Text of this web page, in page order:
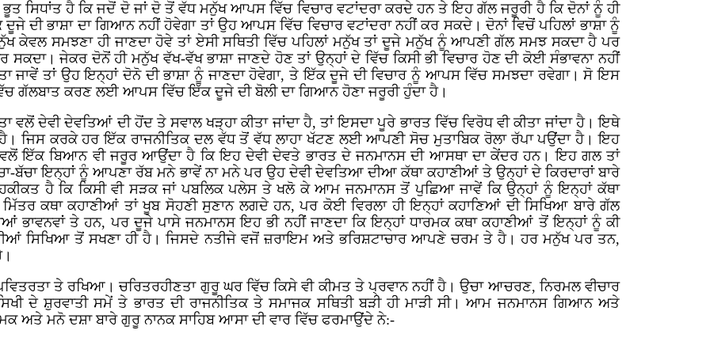
ਸਿਧਾਂਤ ਹੈ ਕਿ ਜਦੋਂ ਦੋ ਜਾਂ ਦੋ ਤੋਂ ਵੱਧ ਮਨੁੱਖ ਆਪਸ ਵਿੱਚ ਵਿਚਾਰ ਵਟਾਂਦਰਾ ਕਰਦੇ ਹਨ ਤੇ ਇਹ ਗੱਲ ਜਰੂਰੀ ਹੈ ਕਿ ਦੋਨਾਂ ਨੂੰ ਹੀ
ਦੀ ਭਾਸ਼ਾ ਦਾ ਗਿਆਨ ਨਹੀਂ ਹੋਵੇਗਾ ਤਾਂ ਉਹ ਆਪਸ ਵਿੱਚ ਵਿਚਾਰ ਵਟਾਂਦਰਾ ਨਹੀਂ ਕਰ ਸਕਦੇ। ਦੋਨਾਂ ਵਿਚੋਂ ਪਹਿਲਾਂ ਭਾਸ਼ਾ ਨੂੰ
ਕੇਵਲ ਸਮਝਣਾ ਹੀ ਜਾਣਦਾ ਹੋਵੇ ਤਾਂ ਏਸੀ ਸਥਿਤੀ ਵਿੱਚ ਪਹਿਲਾਂ ਮਨੁੱਖ ਤਾਂ ਦੂਜੇ ਮਨੁੱਖ ਨੂੰ ਆਪਣੀ ਗੱਲ ਸਮਝ ਸਕਦਾ ਹੈ ਪਰ
ਜੇਕਰ ਦੋਨੋਂ ਹੀ ਮਨੁੱਖ ਵੱਖ-ਵੱਖ ਭਾਸ਼ਾ ਜਾਣਦੇ ਹੋਣ ਤਾਂ ਉਨ੍ਹਾਂ ਦੇ ਵਿੱਚ ਕਿਸੀ ਭੀ ਵਿਚਾਰ ਹੋਣ ਦੀ ਕੋਈ ਸੰਭਾਵਨਾ ਨਹੀਂ
ਜਾਵੇਂ ਤਾਂ ਉਹ ਇਨ੍ਹਾਂ ਦੋਨੋ ਦੀ ਭਾਸ਼ਾ ਨੂੰ ਜਾਣਦਾ ਹੋਵੇਗਾ, ਤੇ ਇੱਕ ਦੂਜੇ ਦੀ ਵਿਚਾਰ ਨੂੰ ਆਪਸ ਵਿੱਚ ਸਮਝਦਾ ਰਵੇਗਾ। ਸੋ ਇਸ
ਗੱਲਬਾਤ ਕਰਣ ਲਈ ਆਪਸ ਵਿੱਚ ਇੱਕ ਦੂਜੇ ਦੀ ਬੋਲੀ ਦਾ ਗਿਆਨ ਹੋਣਾ ਜਰੂਰੀ ਹੁੰਦਾ ਹੈ।
ਵਲੋਂ ਦੇਵੀ ਦੇਵਤਿਆਂ ਦੀ ਹੋਂਦ ਤੇ ਸਵਾਲ ਖੜ੍ਹਾ ਕੀਤਾ ਜਾਂਦਾ ਹੈ, ਤਾਂ ਇਸਦਾ ਪੂਰੇ ਭਾਰਤ ਵਿੱਚ ਵਿਰੋਧ ਵੀ ਕੀਤਾ ਜਾਂਦਾ ਹੈ। ਇਥੇ
ਹੈ। ਜਿਸ ਕਰਕੇ ਹਰ ਇੱਕ ਰਾਜਨੀਤਿਕ ਦਲ ਵੱਧ ਤੋਂ ਵੱਧ ਲਾਹਾ ਖੱਟਣ ਲਈ ਆਪਣੀ ਸੋਚ ਮੁਤਾਬਿਕ ਰੋਲਾ ਰੱਪਾ ਪਉਂਦਾ ਹੈ। ਇਹ
ਇੱਕ ਬਿਆਨ ਵੀ ਜਰੂਰ ਆਉਂਦਾ ਹੈ ਕਿ ਇਹ ਦੇਵੀ ਦੇਵਤੇ ਭਾਰਤ ਦੇ ਜਨਮਾਨਸ ਦੀ ਆਸਥਾ ਦਾ ਕੇਂਦਰ ਹਨ। ਇਹ ਗਲ ਤਾਂ
ਬੱਚਾ ਇਨ੍ਹਾਂ ਨੂੰ ਆਪਣਾ ਰੱਬ ਮਨੇ ਭਾਵੇਂ ਨਾ ਮਨੇ ਪਰ ਉਹ ਦੇਵੀ ਦੇਵਤਿਆ ਦੀਆ ਕੱਥਾ ਕਹਾਣੀਆਂ ਤੇ ਉਨ੍ਹਾਂ ਦੇ ਕਿਰਦਾਰਾਂ ਬਾਰੇ
ਹੈ ਕਿ ਕਿਸੀ ਵੀ ਸੜਕ ਜਾਂ ਪਬਲਿਕ ਪਲੇਸ ਤੇ ਖਲੋ ਕੇ ਆਮ ਜਨਮਾਨਸ ਤੋਂ ਪੁਛਿਆ ਜਾਵੇਂ ਕਿ ਉਨ੍ਹਾਂ ਨੂੰ ਇਨ੍ਹਾਂ ਕੱਥਾ
ਕਥਾ ਕਹਾਣੀਆਂ ਤਾਂ ਖੂਬ ਸੋਹਣੀ ਸੁਣਾਨ ਲਗਦੇ ਹਨ, ਪਰ ਕੋਈ ਵਿਰਲਾ ਹੀ ਇਨ੍ਹਾਂ ਕਹਾਣਿਆਂ ਦੀ ਸਿਖਿਆ ਬਾਰੇ ਗੱਲ
ਭਾਵਨਵਾਂ ਤੇ ਹਨ, ਪਰ ਦੂਜੇ ਪਾਸੇ ਜਨਮਾਨਸ ਇਹ ਭੀ ਨਹੀਂ ਜਾਣਦਾ ਕਿ ਇਨ੍ਹਾਂ ਧਾਰਮਕ ਕਥਾ ਕਹਾਣੀਆਂ ਤੋਂ ਇਨ੍ਹਾਂ ਨੂੰ ਕੀ
ਸਿਖਿਆ ਤੋਂ ਸਖਣਾ ਹੀ ਹੈ। ਜਿਸਦੇ ਨਤੀਜੇ ਵਜੋਂ ਜ਼ਰਾਇਮ ਅਤੇ ਭਰਿਸ਼ਟਾਚਾਰ ਆਪਣੇ ਚਰਮ ਤੇ ਹੈ। ਹਰ ਮਨੁੱਖ ਪਰ ਤਨ,
ਤੇ ਰਖਿਆ। ਚਰਿਤਰਹੀਣਤਾ ਗੁਰੂ ਘਰ ਵਿੱਚ ਕਿਸੇ ਵੀ ਕੀਮਤ ਤੇ ਪ੍ਰਵਾਨ ਨਹੀਂ ਹੈ। ਉਚਾ ਆਚਰਣ, ਨਿਰਮਲ ਵੀਚਾਰ
ਦੇ ਸ਼ੁਰਵਾਤੀ ਸਮੇਂ ਤੇ ਭਾਰਤ ਦੀ ਰਾਜਨੀਤਿਕ ਤੇ ਸਮਾਜਕ ਸਥਿਤੀ ਬੜੀ ਹੀ ਮਾੜੀ ਸੀ। ਆਮ ਜਨਮਾਨਸ ਗਿਆਨ ਅਤੇ
ਅਤੇ ਮਨੋ ਦਸ਼ਾ ਬਾਰੇ ਗੁਰੂ ਨਾਨਕ ਸਾਹਿਬ ਆਸਾ ਦੀ ਵਾਰ ਵਿੱਚ ਫਰਮਾਉਂਦੇ ਨੇ:-